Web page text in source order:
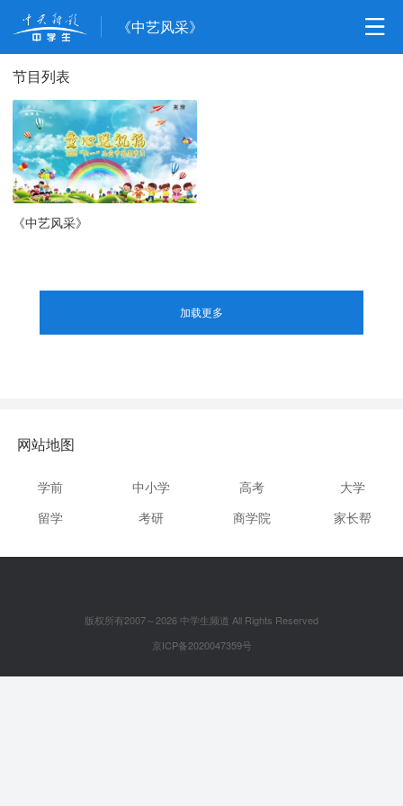
《中艺风采》
节目列表
《中艺风采》
加载更多
网站地图
学前 中小学 高考
大学
留学
考研 商学院 家长帮
版权所有2007～2026 中学生频道 All Rights Reserved
京ICP备2020047359号